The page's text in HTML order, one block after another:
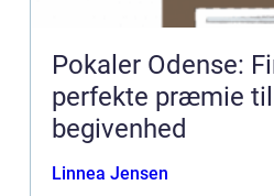
Pokaler Odense:
perfekte præmie
begivenhed
Linnea Jensen